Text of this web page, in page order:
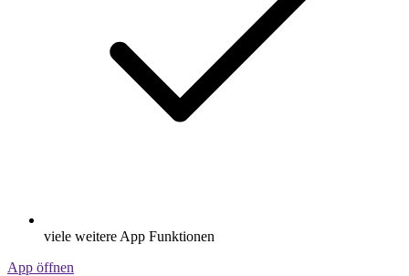
viele weitere App Funktionen
App öffnen